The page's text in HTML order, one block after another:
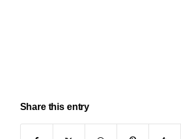
Share this entry